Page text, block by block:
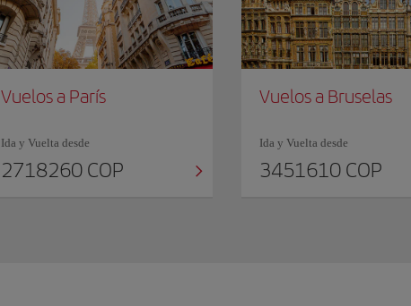
Vuelos a París
Ida y Vuelta desde
2718260 COP
Vuelos a Bruselas
Ida y Vuelta desde
3451610 COP